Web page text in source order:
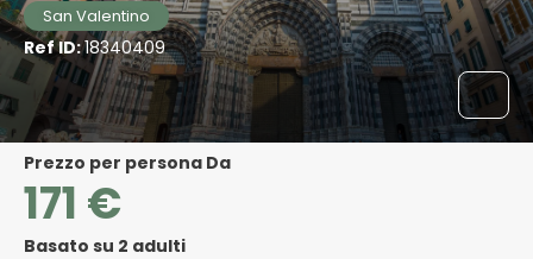
San Valentino
Ref ID:18340409
Prezzo per persona Da
171 €
Basato su 2 adulti